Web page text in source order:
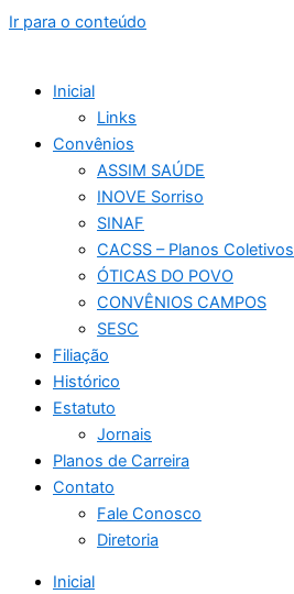
Ir para o conteúdo
Inicial
Links
Convênios
ASSIM SAÚDE
INOVE Sorriso
SINAF
CACSS – Planos Coletivos
ÓTICAS DO POVO
CONVÊNIOS CAMPOS
SESC
Filiação
Histórico
Estatuto
Jornais
Planos de Carreira
Contato
Fale Conosco
Diretoria
Inicial